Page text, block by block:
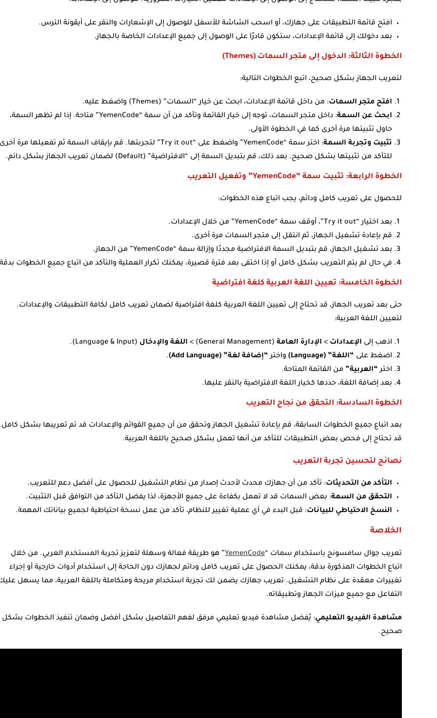
افتح قائمة التطبيقات على جهازك، أو اسحب الشاشة للأسفل للوصول إلى الإشعارات والنقر على أيقونة الترس.
بعد دخولك إلى قائمة الإعدادات، ستكون قادرًا على الوصول إلى جميع الإعدادات الخاصة بالجهاز.
الخطوة الثالثة: الدخول إلى متجر السمات (Themes)
لتعريب الجهاز بشكل صحيح، اتبع الخطوات التالية:
افتح متجر السمات: من داخل قائمة الإعدادات، ابحث عن خيار “السمات” (Themes) واضغط عليه.
ابحث عن السمة
: داخل متجر السمات، توجه إلى خيار القائمة وتأكد من أن سمة “YemenCode” متاحة. إذا لم تظهر السمة،
حاول تثبيتها مرة أخرى كما في الخطوة الأولى.
تثبيت وتجربة السمة
: اختر سمة “YemenCode” واضغط على “Try it out” لتجربتها. قم بإيقاف السمة ثم تفعيلها مرة أخرى
للتأكد من تثبيتها بشكل صحيح. بعد ذلك، قم بتبديل السمة إلى “الافتراضية” (Default) لضمان تعريب الجهاز بشكل دائم.
الخطوة الرابعة: تثبيت سمة “YemenCode” وتفعيل التعريب
للحصول على تعريب كامل ودائم، يجب اتباع هذه الخطوات:
بعد اختيار “Try it out”، أوقف سمة “YemenCode” من خلال الإعدادات.
قم بإعادة تشغيل الجهاز، ثم انتقل إلى متجر السمات مرة أخرى.
بعد تشغيل الجهاز، قم بتبديل السمة الافتراضية مجددًا وإزالة سمة “YemenCode” من الجهاز.
في حال لم يتم التعريب بشكل كامل أو إذا اختفى بعد فترة قصيرة، يمكنك تكرار العملية والتأكد من اتباع جميع الخطوات
الخطوة الخامسة: تعيين اللغة العربية كلغة افتراضية
حتى بعد تعريب الجهاز، قد تحتاج إلى تعيين اللغة العربية كلغة افتراضية لضمان تعريب كامل لكافة التطبيقات والإعدادات.
لتعيين اللغة العربية:
اذهب إلى الإعدادات > الإدارة العامة (General Management) > اللغة والإدخال (Language & Input).
اضغط على “اللغة” (Language) واختر“إضافة لغة” (Add Language)
.
اختر“العربية” من القائمة المتاحة.
بعد إضافة اللغة، حددها كخيار اللغة الافتراضية بالنقر عليها.
الخطوة السادسة: التحقق من نجاح التعريب
بعد اتباع جميع الخطوات السابقة، قم بإعادة تشغيل الجهاز وتحقق من أن جميع القوائم والإعدادات قد تم تعريبها بشكل كامل.
قد تحتاج إلى فحص بعض التطبيقات للتأكد من أنها تعمل بشكل صحيح باللغة العربية.
نصائح لتحسين تجربة التعريب
التأكد من التحديثات: تأكد من أن جهازك محدث لأحدث إصدار من نظام التشغيل للحصول على أفضل دعم للتعريب.
التحقق من السمة: بعض السمات قد لا تعمل بكفاءة على جميع الأجهزة، لذا يفضل التأكد من التوافق قبل التثبيت.
النسخ الاحتياطي للبيانات: قبل البدء في أي عملية تغيير للنظام، تأكد من عمل نسخة احتياطية لجميع بياناتك المهمة.
الخلاصة
تعريب جوال سامسونج باستخدام سمات “YemenCode” هو طريقة فعالة وسهلة لتعزيز تجربة المستخدم العربي. من خلال
اتباع الخطوات المذكورة بدقة، يمكنك الحصول على تعريب كامل ودائم لجهازك دون الحاجة إلى استخدام أدوات خارجية أو إجراء
تغييرات معقدة على نظام التشغيل. تعريب جهازك يضمن لك تجربة استخدام مريحة ومتكاملة باللغة العربية، مما يسهل
التفاعل مع جميع ميزات الجهاز وتطبيقاته.
مشاهدة الفيديو التعليمي: يُفضل مشاهدة فيديو تعليمي مرفق لفهم التفاصيل بشكل أفضل وضمان تنفيذ الخطوات بشكل
صحيح.